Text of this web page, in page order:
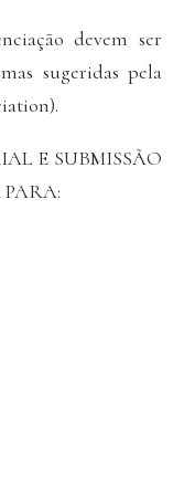
devem ser
sugeridas pela
E SUBMISSÃO